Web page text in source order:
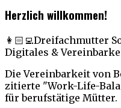
Herzlich willkommen!
👩🏻‍💻Dreifachmutter
Digitales &
Die Vereinbarkeit von
zitierte "Work-Life-
für berufstätige Mütter.